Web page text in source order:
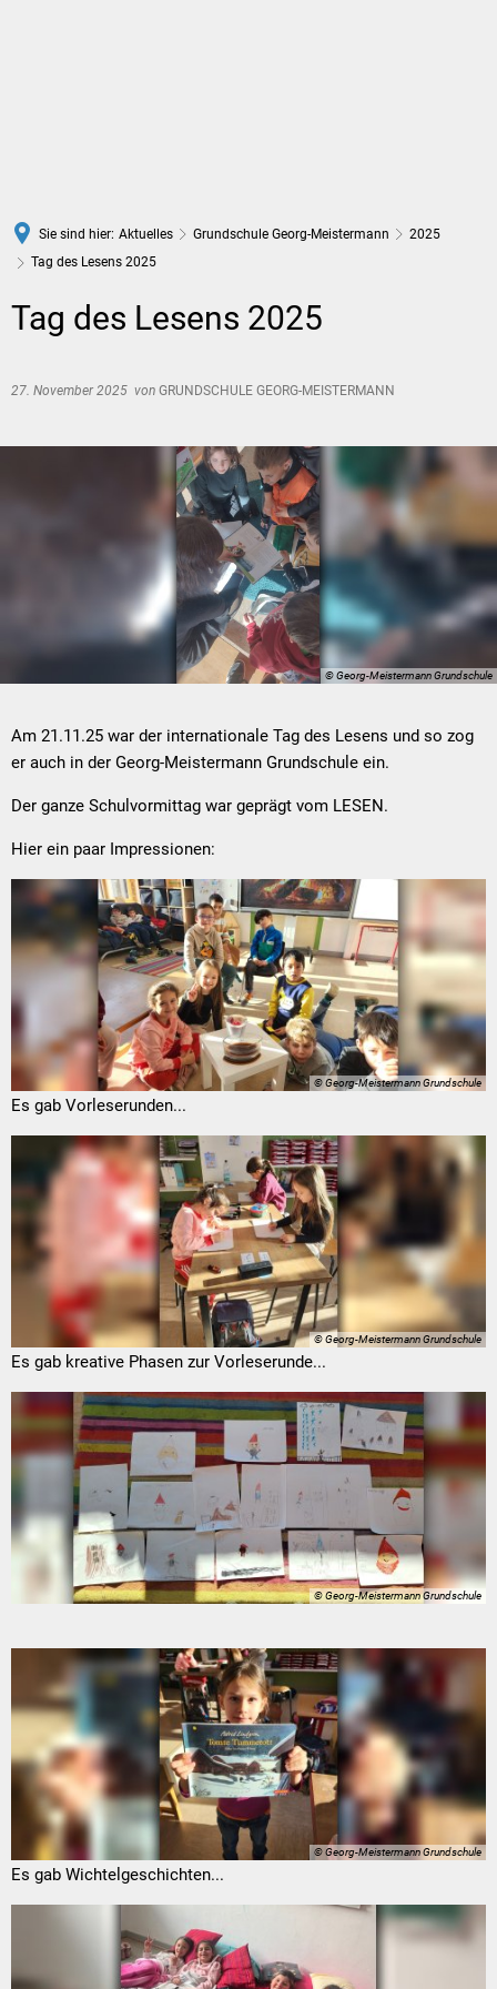
Sie sind hier: Aktuelles Grundschule Georg-Meistermann
2025
Tag des Lesens 2025
Tag des Lesens 2025
27. November 2025 von GRUNDSCHULE GEORG-MEISTERMANN
© Georg-Meistermann Grundschule
Am 21.11.25 war der internationale Tag des Lesens und so zog
er auch in der Georg-Meistermann Grundschule ein.
Der ganze Schulvormittag war geprägt vom LESEN.
Hier ein paar Impressionen:
© Georg-Meistermann Grundschule
Es gab Vorleserunden...
© Georg-Meistermann Grundschule
Es gab kreative Phasen zur Vorleserunde...
© Georg-Meistermann Grundschule
© Georg-Meistermann Grundschule
Es gab Wichtelgeschichten...